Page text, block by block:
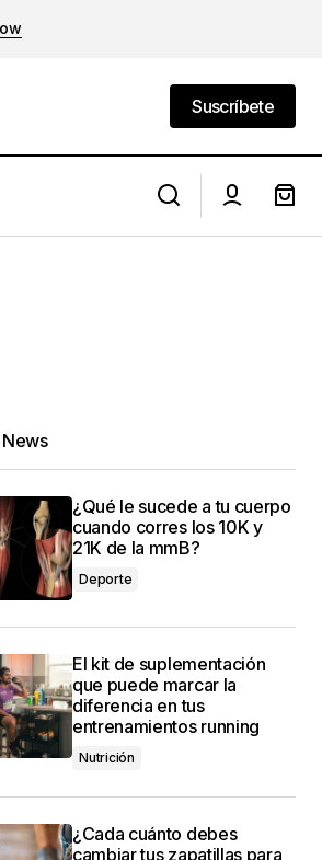
Suscríbete
¿Qué le sucede a tu cuerpo
cuando corres los 10K y
21K de la mmB?
Deporte
El kit de suplementación
que puede marcar la
diferencia en tus
entrenamientos running
Nutrición
¿Cada cuánto debes
cambiar tus zapatillas para